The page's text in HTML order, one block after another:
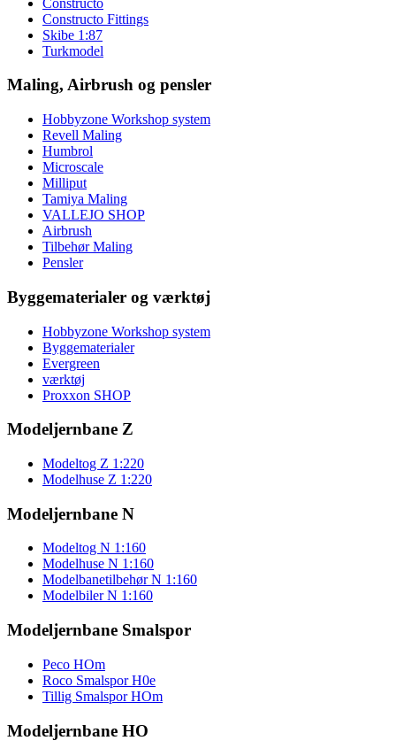
Constructo Fittings
Skibe 1:87
Turkmodel
Maling, Airbrush og pensler
Hobbyzone Workshop system
Revell Maling
Humbrol
Microscale
Milliput
Tamiya Maling
VALLEJO SHOP
Airbrush
Tilbehør Maling
Pensler
Byggematerialer og værktøj
Hobbyzone Workshop system
Byggematerialer
Evergreen
værktøj
Proxxon SHOP
Modeljernbane Z
Modeltog Z 1:220
Modelhuse Z 1:220
Modeljernbane N
Modeltog N 1:160
Modelhuse N 1:160
Modelbanetilbehør N 1:160
Modelbiler N 1:160
Modeljernbane Smalspor
Peco HOm
Roco Smalspor H0e
Tillig Smalspor HOm
Modeljernbane HO